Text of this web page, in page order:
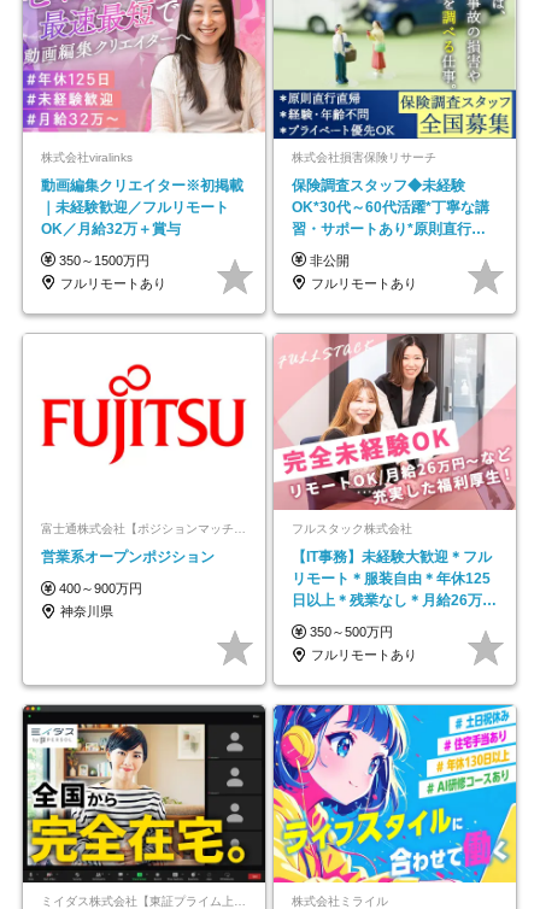
株式会社viralinks
動画編集クリエイター※初掲載
｜未経験歓迎／フルリモート
OK／月給32万＋賞与
350～1500万円
フルリモートあり
株式会社損害保険リサーチ
保険調査スタッフ◆未経験
OK*30代～60代活躍*丁寧な講
習・サポートあり*原則直行直
帰／全国募集・業務委託
非公開
フルリモートあり
富士通株式会社【ポジションマッチ登録】
営業系オープンポジション
400～900万円
神奈川県
フルスタック株式会社
【IT事務】未経験大歓迎＊フル
リモート＊服装自由＊年休125
日以上＊残業なし＊月給26万円
以上
350～500万円
フルリモートあり
株式会社ミライル